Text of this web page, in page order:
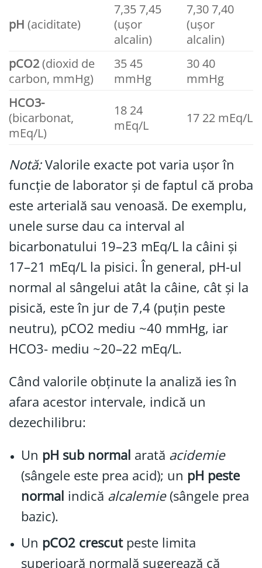
pH (aciditate)
7,35 7,45
(uşor
alcalin)
7,30 7,40
(uşor
alcalin)
pCO2(dioxid de
carbon, mmHg)
35 45
mmHg
30 40
mmHg
HCO3-
(bicarbonat,
mEq/L)
18 24
mEq/L
17 22 mEq/L
Notă:Valorile exacte pot varia ușor în
funcție de laborator și de faptul că proba
este arterială sau venoasă. De exemplu,
unele surse dau ca interval al
bicarbonatului 19–23 mEq/L la câini și
17–21 mEq/L la pisici. În general, pH-ul
normal al sângelui atât la câine, cât și la
pisică, este în jur de 7,4 (puțin peste
neutru), pCO2 mediu ~40 mmHg, iar
HCO3- mediu ~20–22 mEq/L.
Când valorile obținute la analiză ies în
afara acestor intervale, indică un
dezechilibru:
Un pH sub normal arată acidemie
(sângele este prea acid); un pH peste
normal indică alcalemie(sângele prea
bazic).
Un pCO2 crescutpeste limita
superioară normală sugerează că